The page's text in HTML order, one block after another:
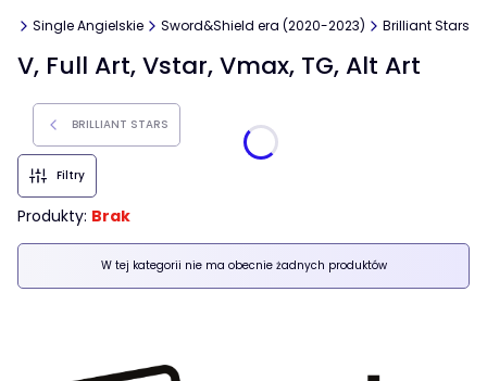
Single Angielskie Sword&Shield era (2020-2023) Brilliant Stars
V, Full Art, Vstar, Vmax, TG, Alt Art
BRILLIANT STARS
Filtry
Produkty: Brak
Lista produktów
W tej kategorii nie ma obecnie żadnych produktów